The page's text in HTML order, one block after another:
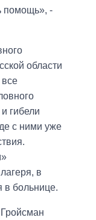
помощь», -
области
гибели
с ними уже
в
в больнице.